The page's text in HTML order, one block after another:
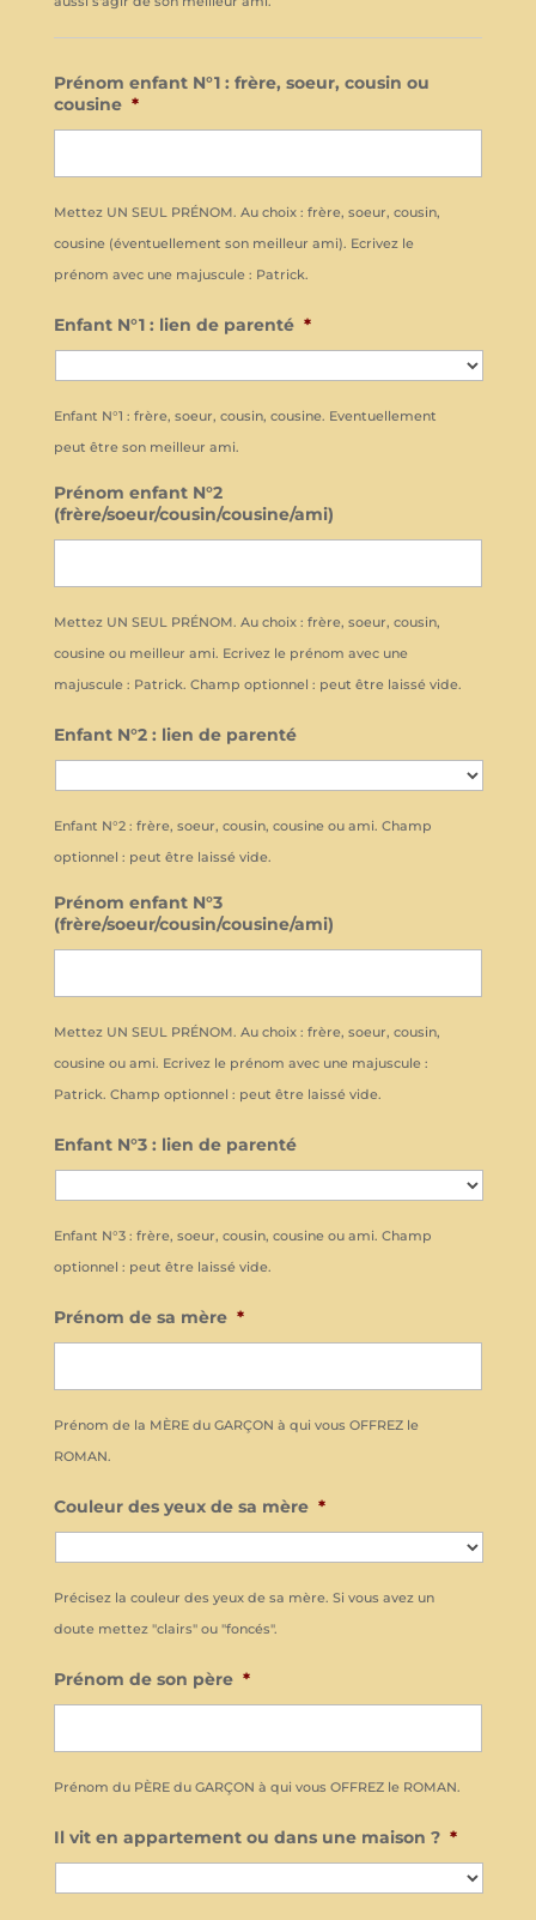
Prénom enfant N°1 : frère, soeur, cousin ou
cousine *
Mettez UN SEUL PRÉNOM. Au choix : frère, soeur, cousin,
cousine (éventuellement son meilleur ami). Ecrivez le
prénom avec une majuscule : Patrick.
Enfant N°1 : lien de parenté *
Enfant N°1 : frère, soeur, cousin, cousine. Eventuellement
peut être son meilleur ami.
Prénom enfant N°2
(frère/soeur/cousin/cousine/ami)
Mettez UN SEUL PRÉNOM. Au choix : frère, soeur, cousin,
cousine ou meilleur ami. Ecrivez le prénom avec une
majuscule : Patrick. Champ optionnel : peut être laissé vide.
Enfant N°2 : lien de parenté
Enfant N°2 : frère, soeur, cousin, cousine ou ami. Champ
optionnel : peut être laissé vide.
Prénom enfant N°3
(frère/soeur/cousin/cousine/ami)
Mettez UN SEUL PRÉNOM. Au choix : frère, soeur, cousin,
cousine ou ami. Ecrivez le prénom avec une majuscule :
Patrick. Champ optionnel : peut être laissé vide.
Enfant N°3 : lien de parenté
Enfant N°3 : frère, soeur, cousin, cousine ou ami. Champ
optionnel : peut être laissé vide.
Prénom de sa mère *
Prénom de la MÈRE du GARÇON à qui vous OFFREZ le
ROMAN.
Couleur des yeux de sa mère *
Précisez la couleur des yeux de sa mère. Si vous avez un
doute mettez "clairs" ou "foncés".
Prénom de son père *
Prénom du PÈRE du GARÇON à qui vous OFFREZ le ROMAN.
Il vit en appartement ou dans une maison ? *